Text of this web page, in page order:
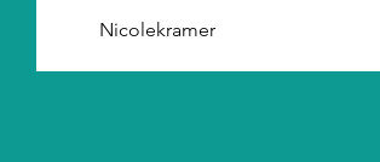
Nicolekramer